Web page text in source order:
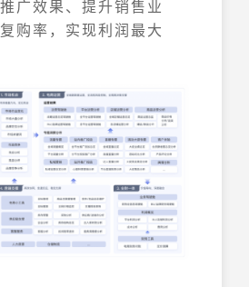
广效果、提升销售业
购率，实现利润最大